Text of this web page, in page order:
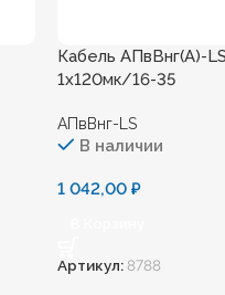
Кабель АПвВнг(А)-LS
1х120мк/16-35
АПвВнг-LS
В наличии
1 042,00 ₽
Артикул:8788